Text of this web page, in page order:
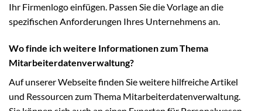
Ihr Firmenlogo einfügen. Passen Sie die Vorlage an die
spezifischen Anforderungen Ihres Unternehmens an.
Wo finde ich weitere Informationen zum Thema
Mitarbeiterdatenverwaltung?
Auf unserer Webseite finden Sie weitere hilfreiche Artikel
und Ressourcen zum Thema Mitarbeiterdatenverwaltung.